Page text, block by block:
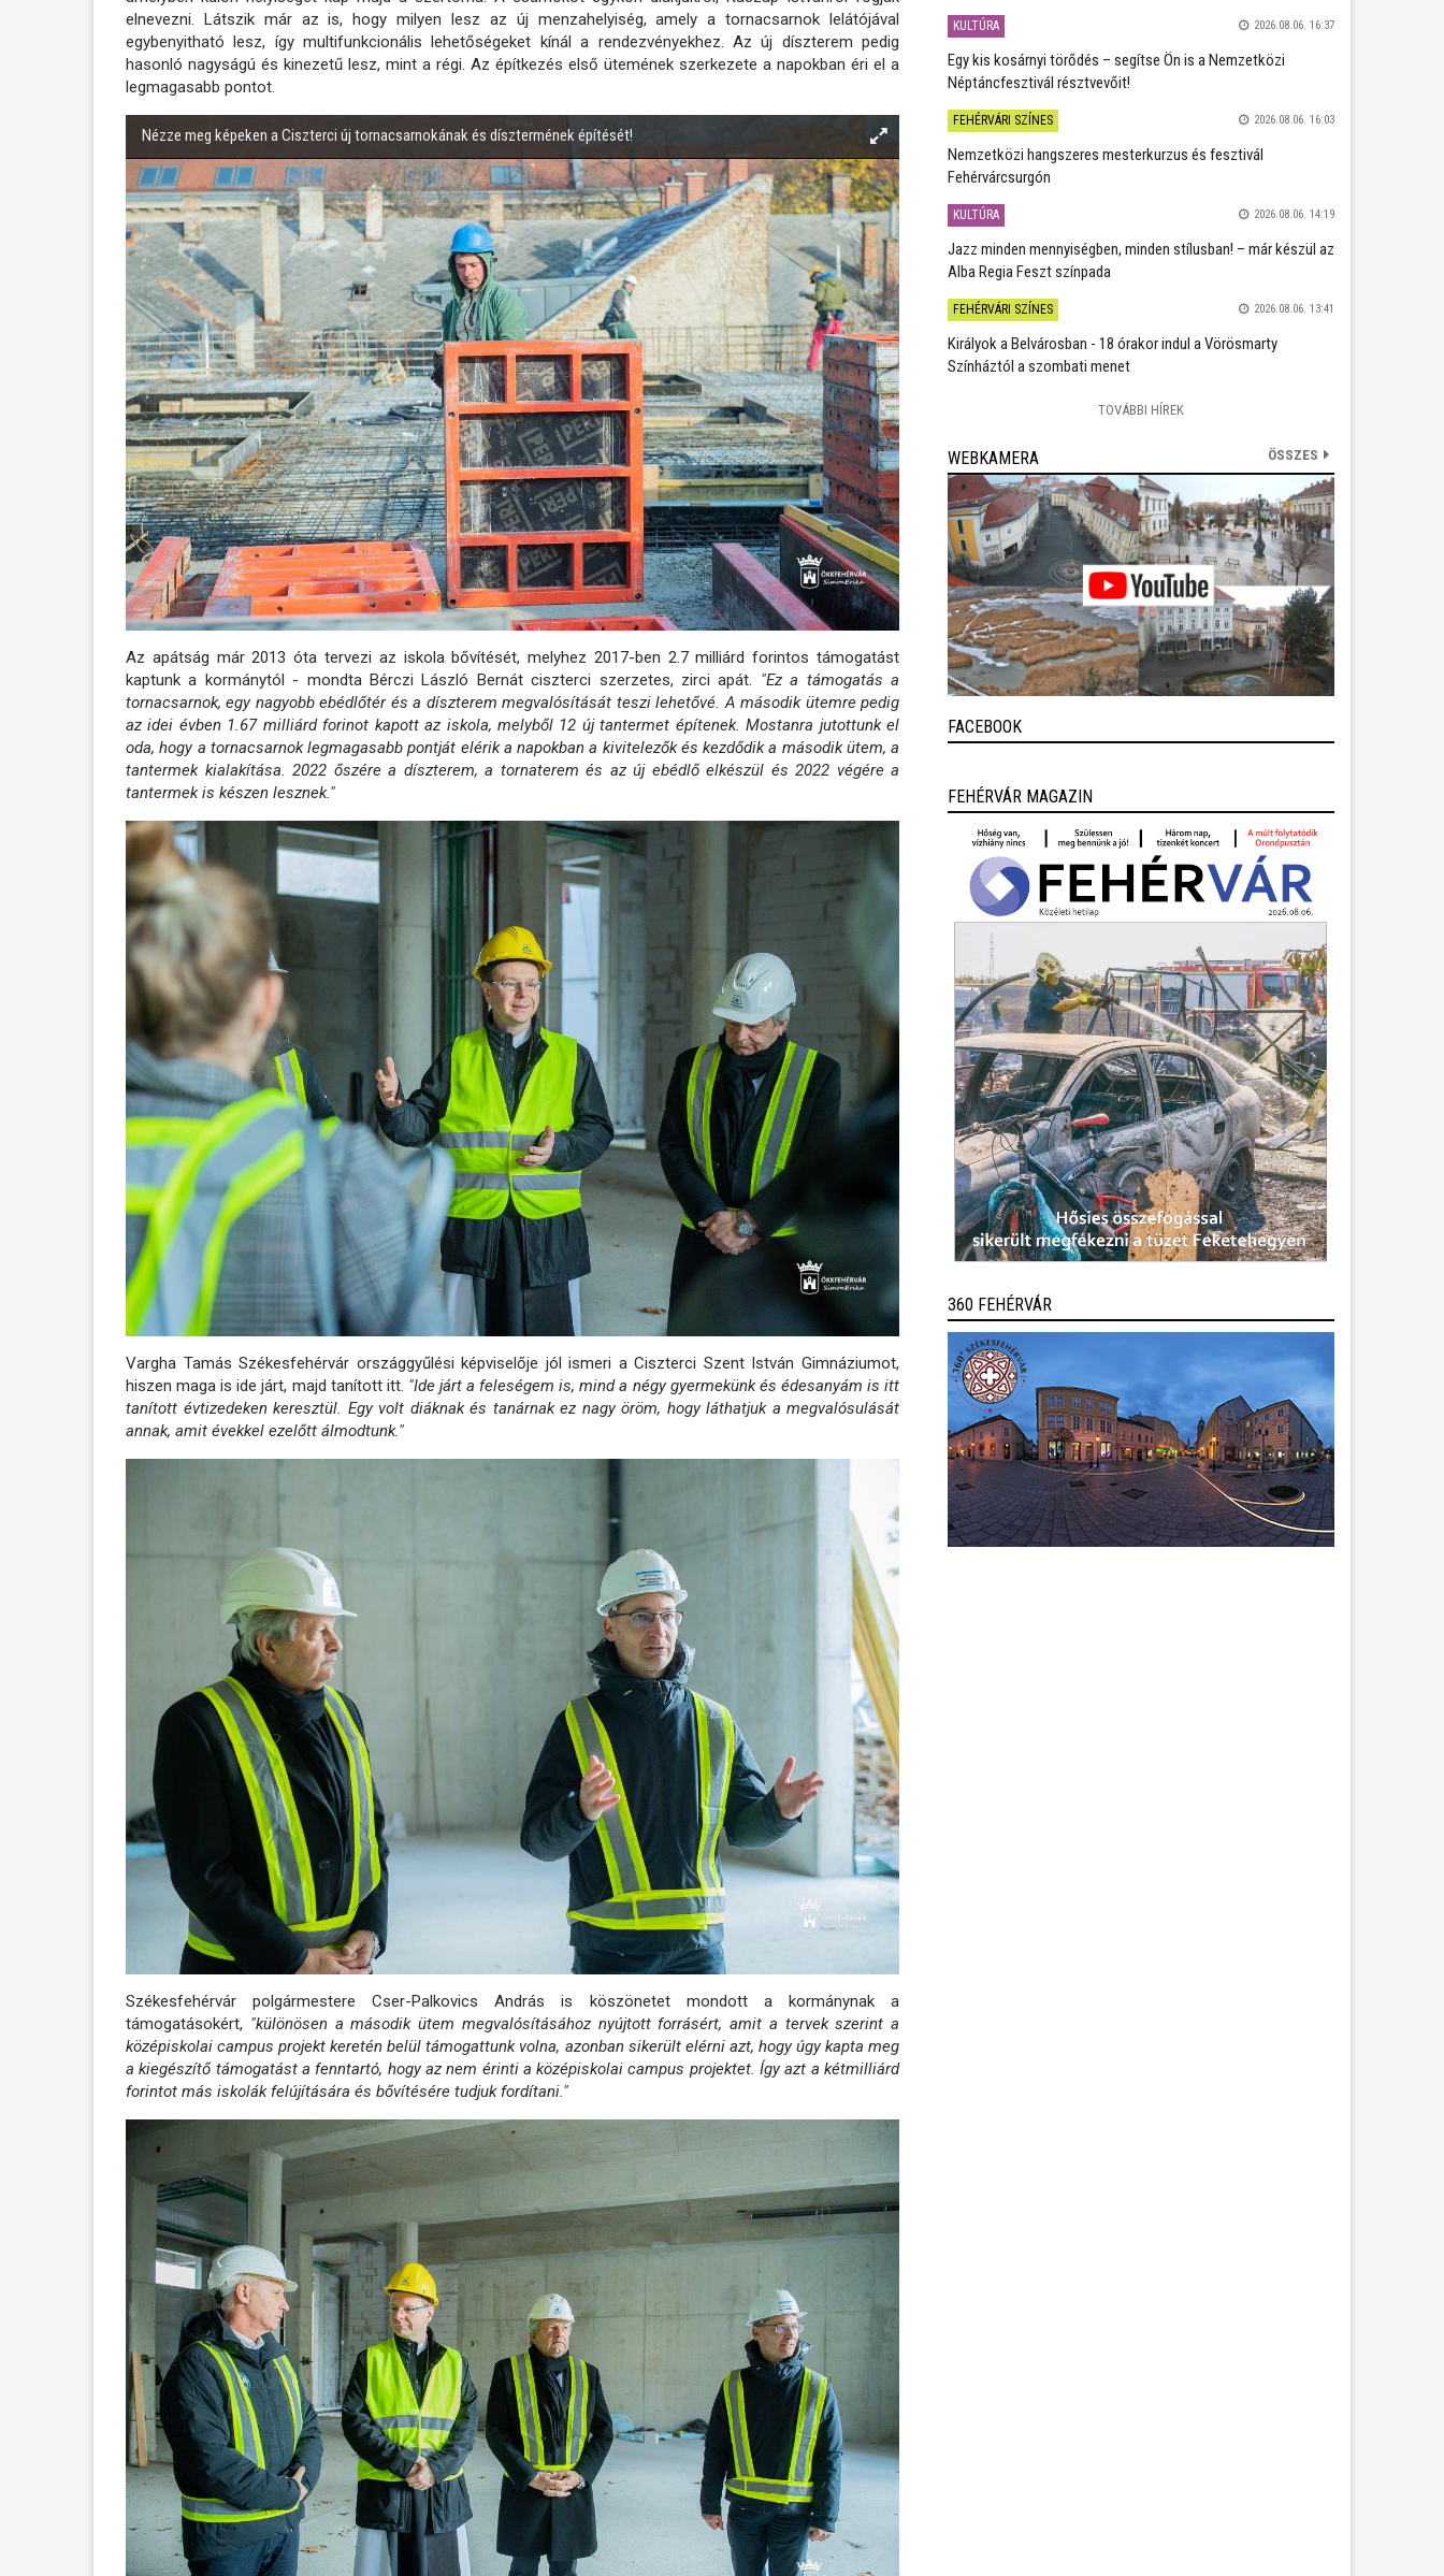
elnevezni. Látszik már az is, hogy milyen lesz az új menzahelyiség, amely a tornacsarnok lelátójával
egybenyitható lesz, így multifunkcionális lehetőségeket kínál a rendezvényekhez. Az új díszterem pedig
hasonló nagyságú és kinezetű lesz, mint a régi. Az építkezés első ütemének szerkezete a napokban éri el a
legmagasabb pontot.
Nézze meg képeken a Ciszterci új tornacsarnokának és dísztermének építését!
Az apátság már 2013 óta tervezi az iskola bővítését, melyhez 2017-ben 2.7 milliárd forintos támogatást
kaptunk a kormánytól - mondta Bérczi László Bernát ciszterci szerzetes, zirci apát. "Ez a támogatás a
tornacsarnok, egy nagyobb ebédlőtér és a díszterem megvalósítását teszi lehetővé. A második ütemre pedig
az idei évben 1.67 milliárd forinot kapott az iskola, melyből 12 új tantermet építenek. Mostanra jutottunk el
oda, hogy a tornacsarnok legmagasabb pontját elérik a napokban a kivitelezők és kezdődik a második ütem, a
tantermek kialakítása. 2022 őszére a díszterem, a tornaterem és az új ebédlő elkészül és 2022 végére a
tantermek is készen lesznek."
Vargha Tamás Székesfehérvár országgyűlési képviselője jól ismeri a Ciszterci Szent István Gimnáziumot,
hiszen maga is ide járt, majd tanított itt. "Ide járt a feleségem is, mind a négy gyermekünk és édesanyám is itt
tanított évtizedeken keresztül. Egy volt diáknak és tanárnak ez nagy öröm, hogy láthatjuk a megvalósulását
annak, amit évekkel ezelőtt álmodtunk."
Székesfehérvár polgármestere Cser-Palkovics András is köszönetet mondott a kormánynak a
támogatásokért, "különösen a második ütem megvalósításához nyújtott forrásért, amit a tervek szerint a
középiskolai campus projekt keretén belül támogattunk volna, azonban sikerült elérni azt, hogy úgy kapta meg
a kiegészítő támogatást a fenntartó, hogy az nem érinti a középiskolai campus projektet. Így azt a kétmilliárd
forintot más iskolák felújítására és bővítésére tudjuk fordítani."
KULTÚRA 2026.08.06. 16:37
Egy kis kosárnyi törődés – segítse Ön is a Nemzetközi
Néptáncfesztivál résztvevőit!
FEHÉRVÁRI SZÍNES 2026.08.06. 16:03
Nemzetközi hangszeres mesterkurzus és fesztivál
Fehérvárcsurgón
KULTÚRA 2026.08.06. 14:19
Jazz minden mennyiségben, minden stílusban! – már készül az
Alba Regia Feszt színpada
FEHÉRVÁRI SZÍNES 2026.08.06. 13:41
Királyok a Belvárosban - 18 órakor indul a Vörösmarty
Színháztól a szombati menet
TOVÁBBI HÍREK
WEBKAMERA ÖSSZES
FACEBOOK
FEHÉRVÁR MAGAZIN
360 FEHÉRVÁR